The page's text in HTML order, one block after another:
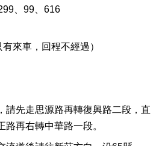
、99、616
來車，回程不經過）
請先走思源路再轉復興路二段，直
再右轉中華路一段。